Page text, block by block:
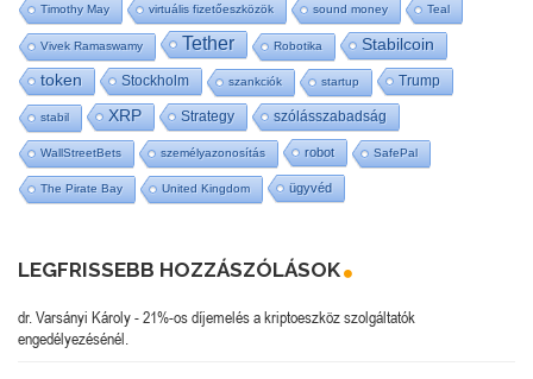
Timothy May virtuális fizetőeszközök sound money Teal
Vivek Ramaswamy Tether Robotika
Stabilcoin
token
Stockholm szankciók startup Trump
stabil XRP Strategy szólásszabadság
WallStreetBets személyazonosítás robot SafePal
The Pirate Bay United Kingdom ügyvéd
LEGFRISSEBB HOZZÁSZÓLÁSOK
dr. Varsányi Károly-21%-os díjemelés a kriptoeszköz szolgáltatók
engedélyezésénél.